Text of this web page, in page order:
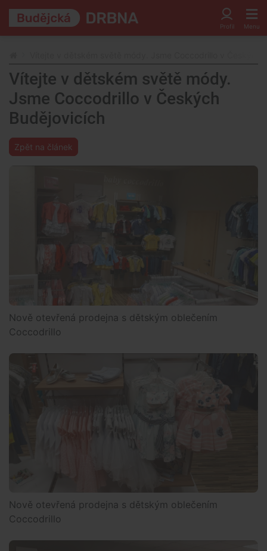
Vítejte v dětském světě módy.
Jsme Coccodrillo v Českých
Budějovicích
Zpět na článek
Nově otevřená prodejna s dětským oblečením
Coccodrillo
Nově otevřená prodejna s dětským oblečením
Coccodrillo